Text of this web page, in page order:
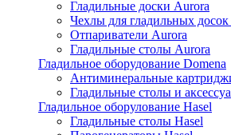
Гладильные доски Aurora
Чехлы для гладильных
Отпариватели Aurora
Гладильные столы Aurora
Гладильное оборудование Domena
Антиминеральные
Гладильные столы и
Гладильное оборулование Hasel
Гладильные столы Hasel